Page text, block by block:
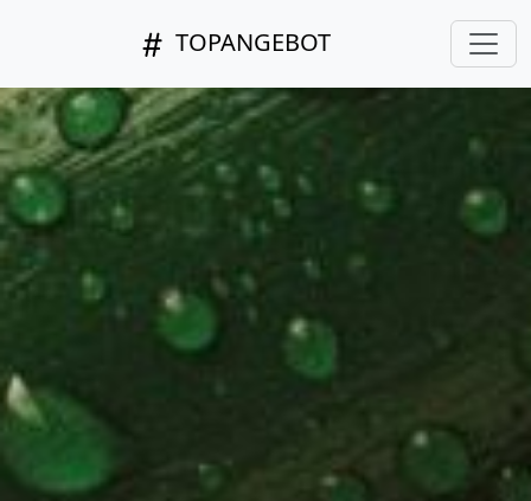
TOPANGEBOT